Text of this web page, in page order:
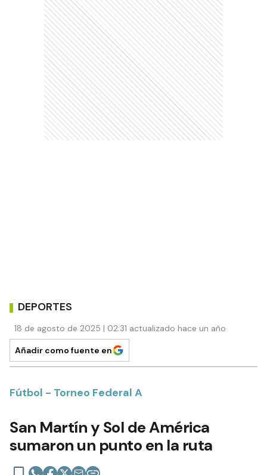
DEPORTES
18 de agosto de 2025 | 02:31 actualizado hace un año
Añadir como fuente en
Fútbol - Torneo Federal A
San Martín y Sol de América
sumaron un punto en la ruta